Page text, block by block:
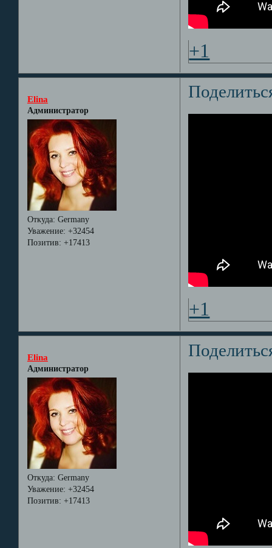
+1
Elina
Администратор
Откуда: Germany
Уважение: +32454
Позитив: +17413
+1
Elina
Администратор
Откуда: Germany
Уважение: +32454
Позитив: +17413